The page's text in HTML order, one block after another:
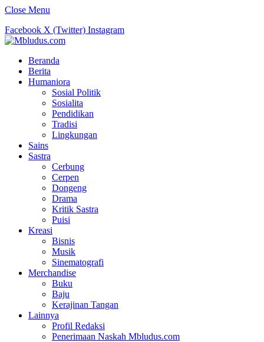
Close Menu
Facebook X (Twitter) Instagram
Beranda
Berita
Humaniora
Sosial Politik
Sosialita
Pendidikan
Tradisi
Lingkungan
Sains
Sastra
Cerbung
Cerpen
Dongeng
Drama
Kritik Sastra
Puisi
Kreasi
Bisnis
Musik
Sinematografi
Merchandise
Buku
Baju
Kerajinan Tangan
Lainnya
Profil Redaksi
Penerimaan Naskah Mbludus.com